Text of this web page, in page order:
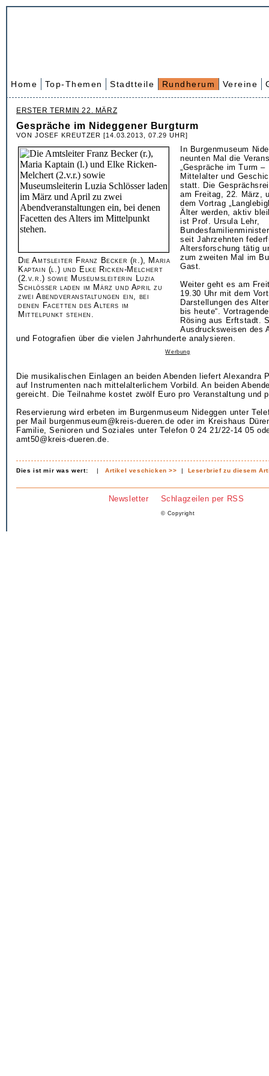
Home Top-Themen Stadtteile Rundherum Vereine
ERSTER TERMIN 22. MÄRZ
Gespräche im Nideggener Burgturm
VON JOSEF KREUTZER [14.03.2013, 07.29 UHR]
Die Amtsleiter Franz Becker (r.), Maria
Kaptain (l.) und Elke Ricken-Melchert
(2.v.r.) sowie Museumsleiterin Luzia
Schlösser laden im März und April zu
zwei Abendveranstaltungen ein, bei
denen Facetten des Alters im
Mittelpunkt stehen.
In Burgenmuseum
neunten Mal die
„Gespräche im Turm –
Mittelalter und
statt. Die
am Freitag, 22. März,
dem Vortrag
Älter werden, aktiv
ist Prof. Ursula Lehr,
seit Jahrzehnten
Altersforschung tätig
zum zweiten Mal im
Gast.
Weiter geht es am
19.30 Uhr mit dem
Darstellungen des
bis heute“.
Rösing aus Erftstadt.
Ausdrucksweisen des
und Fotografien über die vielen Jahrhunderte analysieren.
Werbung
Die musikalischen Einlagen an beiden Abenden liefert Alexandra
auf Instrumenten nach mittelalterlichem Vorbild. An beiden
gereicht. Die Teilnahme kostet zwölf Euro pro Veranstaltung und
Reservierung wird erbeten im Burgenmuseum Nideggen unter
per Mail burgenmuseum@kreis-dueren.de oder im Kreishaus
Familie, Senioren und Soziales unter Telefon 0 24 21/22-14 05
amt50@kreis-dueren.de.
Dies ist mir was wert: |Artikel veschicken >> | Leserbrief zu diesem
Newsletter Schlagzeilen per RSS
© Copyright